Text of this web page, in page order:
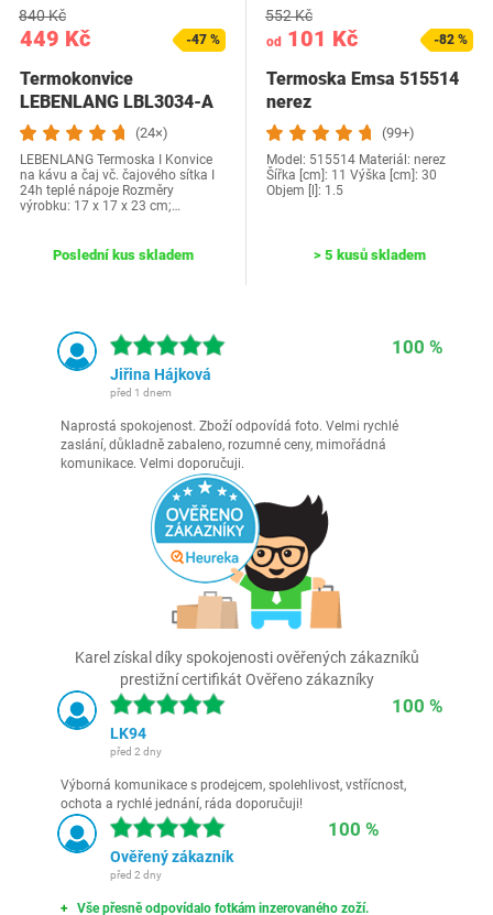
449 Kč
840 Kč
-47 %
Termokonvice
LEBENLANG LBL3034-A
(24×)
LEBENLANG Termoska I Konvice
na kávu a čaj vč. čajového sítka I
24h teplé nápoje Rozměry
výrobku: 17 x 17 x 23 cm;…
Poslední kus skladem
od 101 Kč
552 Kč
-82 %
Termoska Emsa 515514
nerez
(99+)
Model: 515514 Materiál: nerez
Šířka [cm]: 11 Výška [cm]: 30
Objem [l]: 1.5
> 5 kusů skladem
100 %
Jiřina Hájková
před 1 dnem
Naprostá spokojenost. Zboží odpovídá foto. Velmi rychlé
zaslání, důkladně zabaleno, rozumné ceny, mimořádná
komunikace. Velmi doporučuji.
Karel získal díky spokojenosti ověřených zákazníků
prestižní certifikát Ověřeno zákazníky
100 %
LK94
před 2 dny
Výborná komunikace s prodejcem, spolehlivost, vstřícnost,
ochota a rychlé jednání, ráda doporučuji!
100 %
Ověřený zákazník
před 2 dny
Vše přesně odpovídalo fotkám inzerovaného zoží.